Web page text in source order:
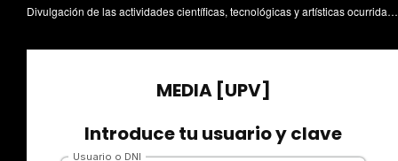
Divulgación de las actividades científicas, tecnológicas y artísticas ocurridas en los tres campus de la UPV